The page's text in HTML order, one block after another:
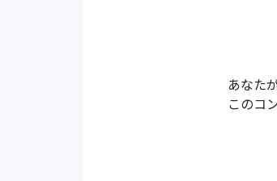
あなた
このコ